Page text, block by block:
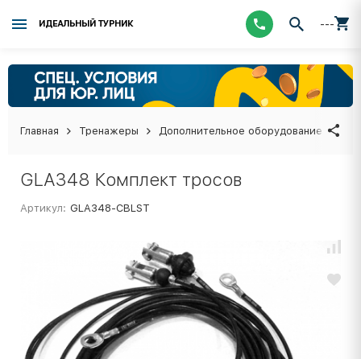
ИДЕАЛЬНЫЙ ТУРНИК ---
Главная Тренажеры Дополнительное оборудование
GLA348 Комплект тросов
Артикул: GLA348-CBLST